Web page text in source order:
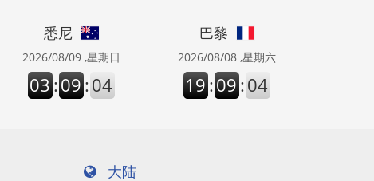
悉尼
2026/08/09 ,星期日
03:09:04
巴黎
2026/08/08 ,星期六
19:09:04
大陆